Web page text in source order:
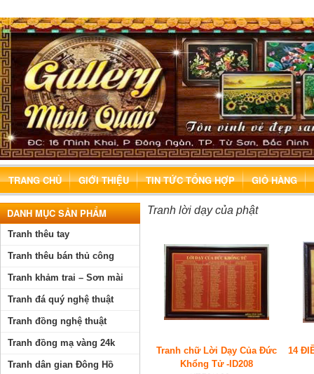
TRANG CHỦ GIỚI THIỆU TIN TỨC TỔNG HỢP GIỎ HÀNG
Tranh lời dạy của phật
Tranh chữ Lời Dạy Của Đức
Khổng Tử -ID208
14
DANH MỤC SẢN PHẨM
Tranh thêu tay
Tranh thêu bán thủ công
Tranh khảm trai – Sơn mài
Tranh đá quý nghệ thuật
Tranh đồng nghệ thuật
Tranh đồng mạ vàng 24k
Tranh dân gian Đông Hồ